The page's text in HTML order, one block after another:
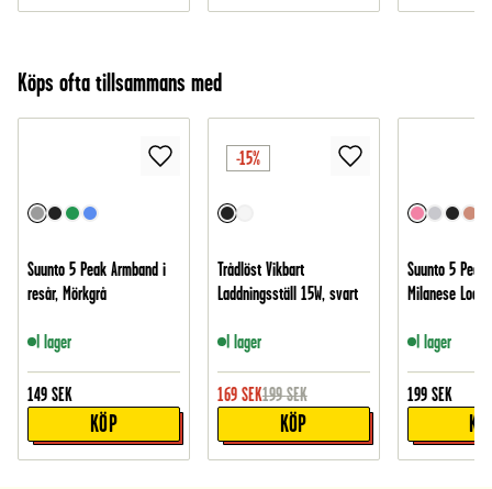
Köps ofta tillsammans med
Suunto 5 Peak Armband i
resår, Mörkgrå
I lager
149 SEK
KÖP
-15%
Trådlöst Vikbart
Laddningsställ 15W, svart
I lager
169 SEK199 SEK
KÖP
Suunto 5 Peak
Milanese
I lager
199 SEK